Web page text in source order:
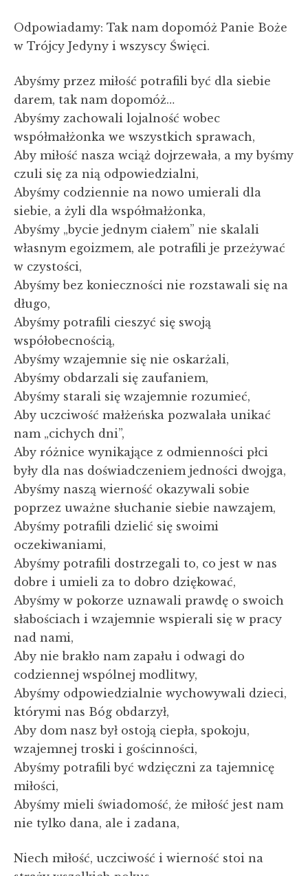
Odpowiadamy: Tak nam dopomóż Panie Boże
w Trójcy Jedyny i wszyscy Święci.
Abyśmy przez miłość potrafili być dla siebie
darem, tak nam dopomóż…
Abyśmy zachowali lojalność wobec
współmałżonka we wszystkich sprawach,
Aby miłość nasza wciąż dojrzewała, a my byśmy
czuli się za nią odpowiedzialni,
Abyśmy codziennie na nowo umierali dla
siebie, a żyli dla współmałżonka,
Abyśmy „bycie jednym ciałem” nie skalali
własnym egoizmem, ale potrafili je przeżywać
w czystości,
Abyśmy bez konieczności nie rozstawali się na
długo,
Abyśmy potrafili cieszyć się swoją
współobecnością,
Abyśmy wzajemnie się nie oskarżali,
Abyśmy obdarzali się zaufaniem,
Abyśmy starali się wzajemnie rozumieć,
Aby uczciwość małżeńska pozwalała unikać
nam „cichych dni”,
Aby różnice wynikające z odmienności płci
były dla nas doświadczeniem jedności dwojga,
Abyśmy naszą wierność okazywali sobie
poprzez uważne słuchanie siebie nawzajem,
Abyśmy potrafili dzielić się swoimi
oczekiwaniami,
Abyśmy potrafili dostrzegali to, co jest w nas
dobre i umieli za to dobro dziękować,
Abyśmy w pokorze uznawali prawdę o swoich
słabościach i wzajemnie wspierali się w pracy
nad nami,
Aby nie brakło nam zapału i odwagi do
codziennej wspólnej modlitwy,
Abyśmy odpowiedzialnie wychowywali dzieci,
którymi nas Bóg obdarzył,
Aby dom nasz był ostoją ciepła, spokoju,
wzajemnej troski i gościnności,
Abyśmy potrafili być wdzięczni za tajemnicę
miłości,
Abyśmy mieli świadomość, że miłość jest nam
nie tylko dana, ale i zadana,
Niech miłość, uczciwość i wierność stoi na